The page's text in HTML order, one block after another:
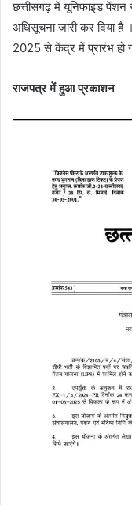
छत्तीसगढ़ में यूनिफाइड पेंशन
अधिसूचना जारी कर दिया
2025 से केंद्र में प्रारंभ हो
राजपत्र में हुआ प्रकाशन